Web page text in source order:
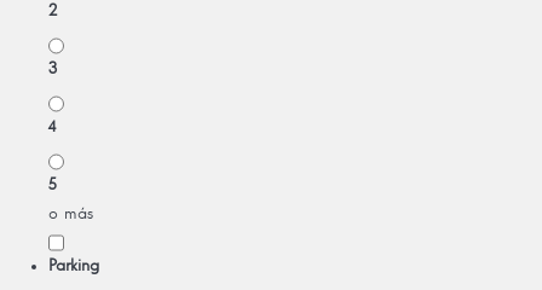
2
3
4
5
o más
Parking